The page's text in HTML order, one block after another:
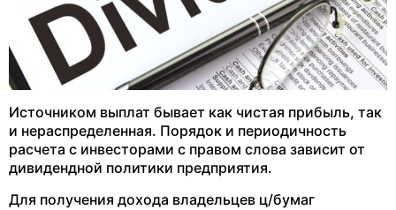
Источником выплат бывает как чистая прибыль, так
и нераспределенная. Порядок и периодичность
расчета с инвесторами с правом слова зависит от
дивидендной политики предприятия.
Для получения дохода владельцев ц/бумаг